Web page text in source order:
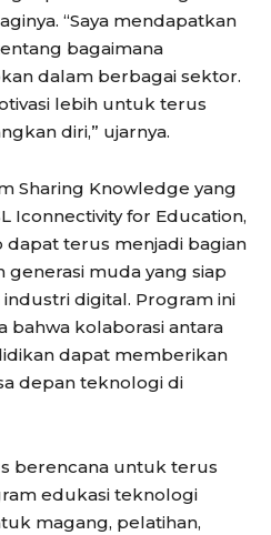
“Saya mendapatkan
bagaimana
dalam berbagai sektor.
lebih untuk terus
diri,” ujarnya.
Sharing Knowledge yang
Iconnectivity for Education,
dapat terus menjadi bagian
muda yang siap
digital. Program ini
bahwa kolaborasi antara
dapat memberikan
depan teknologi di
berencana untuk terus
edukasi teknologi
magang, pelatihan,